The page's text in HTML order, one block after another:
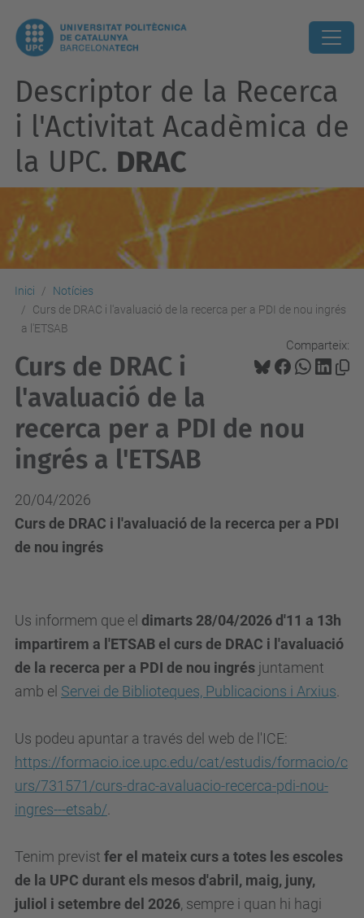
Descriptor de la Recerca
i l'Activitat Acadèmica de
la UPC. DRAC
Inici
Notícies
Curs de DRAC i l'avaluació de la recerca per a PDI de nou ingrés
a l'ETSAB
Comparteix:
Curs de DRAC i
l'avaluació de la
recerca per a PDI de nou
ingrés a l'ETSAB
20/04/2026
Curs de DRAC i l'avaluació de la recerca per a PDI
de nou ingrés
Us informem que el dimarts 28/04/2026 d'11 a 13h
impartirem a l'ETSAB el curs de DRAC i l'avaluació
de la recerca per a PDI de nou ingrés juntament
amb el Servei de Biblioteques, Publicacions i Arxius
Us podeu apuntar a través del web de l'ICE:
https://formacio.ice.upc.edu/cat/estudis/formacio/c
urs/731571/curs-drac-avaluacio-recerca-pdi-nou-
ingres---etsab/
Tenim previst fer el mateix curs a totes les escoles
de la UPC durant els mesos d'abril, maig, juny,
juliol i setembre del 2026, sempre i quan hi hagi